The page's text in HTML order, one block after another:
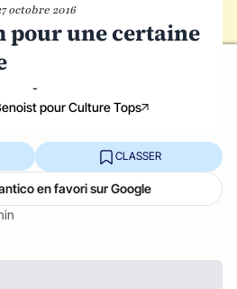
octobre 2016
pour une certaine
-
pour Culture Tops
CLASSER
en favori sur Google